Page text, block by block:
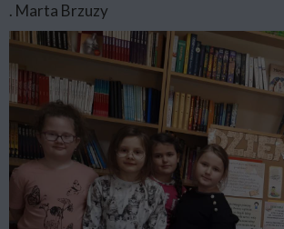
. Marta Brzuzy